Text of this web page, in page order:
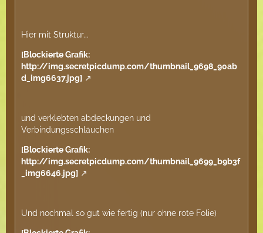
Hier mit Struktur...
[Blockierte Grafik:
http://img.secretpicdump.com/thumbnail_9698_90ab
d_img6637.jpg]
und verklebten abdeckungen und
Verbindungsschläuchen
[Blockierte Grafik:
http://img.secretpicdump.com/thumbnail_9699_b9b3f
_img6646.jpg]
Und nochmal so gut wie fertig (nur ohne rote Folie)